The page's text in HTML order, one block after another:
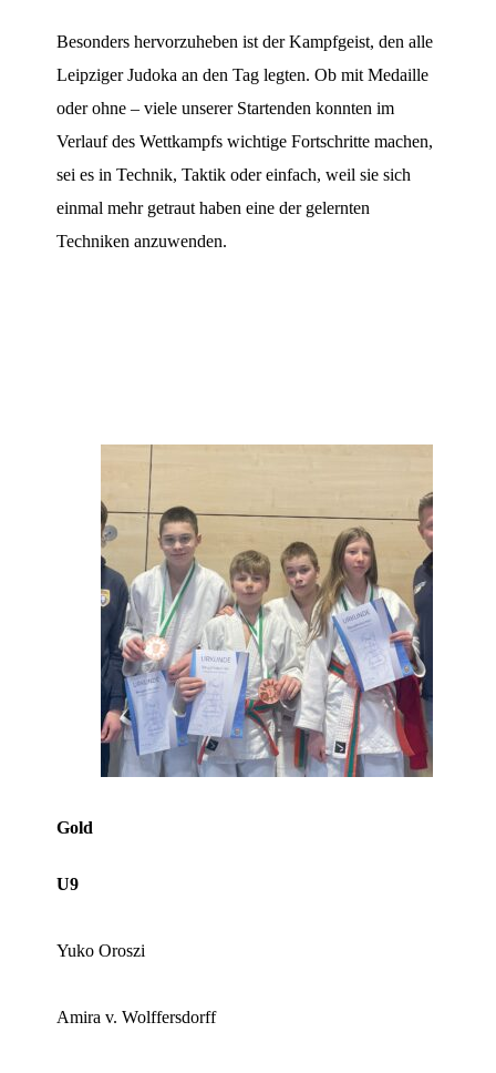
Besonders hervorzuheben ist der Kampfgeist, den alle
Leipziger Judoka an den Tag legten. Ob mit Medaille
oder ohne – viele unserer Startenden konnten im
Verlauf des Wettkampfs wichtige Fortschritte machen,
sei es in Technik, Taktik oder einfach, weil sie sich
einmal mehr getraut haben eine der gelernten
Techniken anzuwenden.
Gold
U9
Yuko Oroszi
Amira v. Wolffersdorff